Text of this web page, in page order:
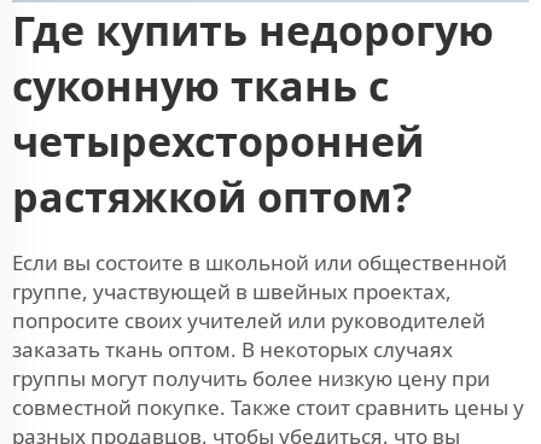
Где купить недорогую
суконную ткань с
четырехсторонней
растяжкой оптом?
Если вы состоите в школьной или общественной
группе, участвующей в швейных проектах,
попросите своих учителей или руководителей
заказать ткань оптом. В некоторых случаях
группы могут получить более низкую цену при
совместной покупке. Также стоит сравнить цены у
разных продавцов, чтобы убедиться, что вы